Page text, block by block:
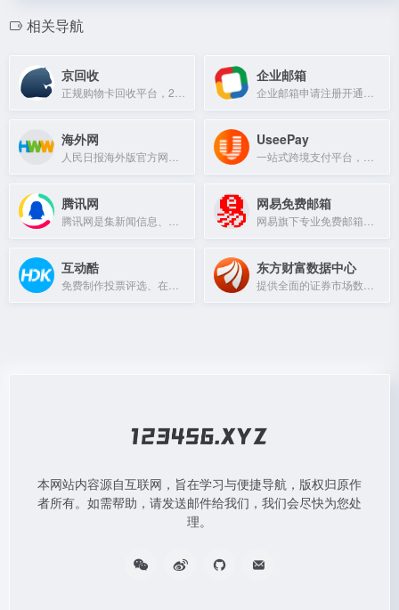
相关导航
京回收 企业邮箱
海外网 UseePay
腾讯网 网易免费邮箱
互动酷 东方财富数据中心
本网站内容源自互联网，旨在学习与便捷导航，版权归原作
者所有。如需帮助，请发送邮件给我们，我们会尽快为您处
理。